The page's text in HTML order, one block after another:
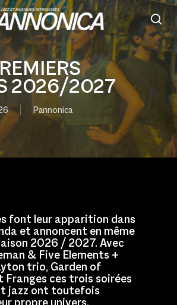
2026/2027
Pannonica
font leur apparition dans
et annoncent en même
2026 / 2027. Avec
& Five Elements +
trio, Garden of
Franges ces trois soirées
jazz ont toutefois